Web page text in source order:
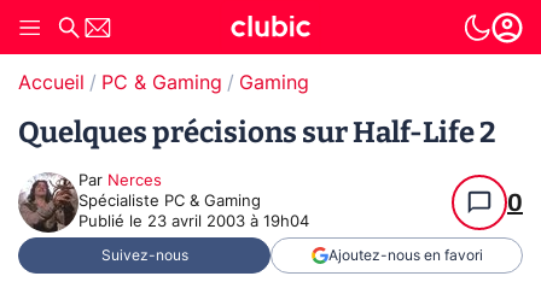
Accueil PC & Gaming Gaming
Quelques précisions sur Half-Life 2
Par Nerces
Spécialiste PC & Gaming
Publié le 23 avril 2003 à 19h04
0
Suivez-nous Ajoutez-nous en favori